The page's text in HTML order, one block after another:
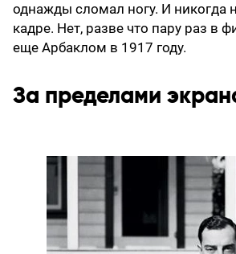
однажды сломал ногу. И никогда
кадре. Нет, разве что пару раз в
еще Арбаклом в 1917 году.
За пределами